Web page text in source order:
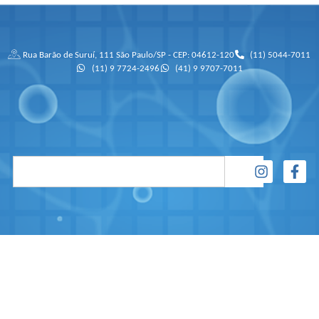
Rua Barão de Suruí, 111 São Paulo/SP - CEP: 04612-120
(11) 5044-7011
(11) 9 7724-2496
(41) 9 9707-7011